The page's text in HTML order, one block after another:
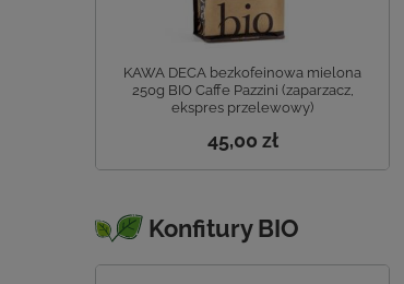
KAWA DECA bezkofeinowa mielona
250g BIO Caffe Pazzini (zaparzacz,
ekspres przelewowy)
45,00 zł
Konfitury BIO